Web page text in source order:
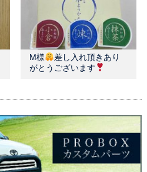
M様
差し入れ頂きあり
がとうございます